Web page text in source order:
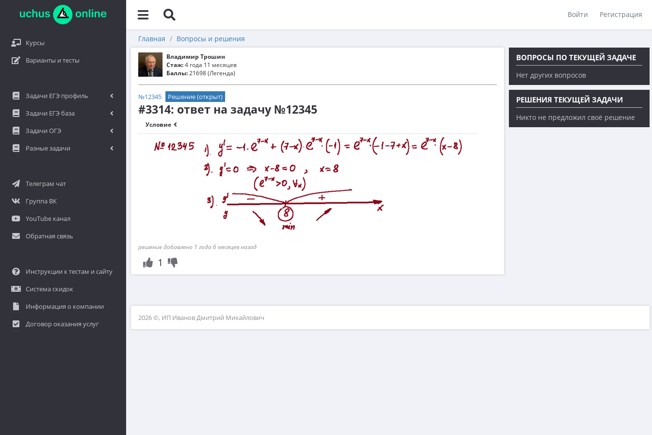
Войти Регистрация
Курсы
Варианты и тесты
Задачи ЕГЭ профиль
Задачи ЕГЭ база
Задачи ОГЭ
Разные задачи
Телеграм чат
Группа ВК
YouTube канал
Обратная связь
Инструкции к тестам и сайту
Система скидок
Информация о компании
Договор оказания услуг
Главная Вопросы и решения
Владимир Трошин
Стаж:4 года 11 месяцев
Баллы:21698 (Легенда)
№12345 Решение (открыт)
#3314: ответ на задачу №12345
Условие
решение добавлено 1 года 6 месяцев назад
1
ВОПРОСЫ ПО ТЕКУЩЕЙ ЗАДАЧЕ
Нет других вопросов
РЕШЕНИЯ ТЕКУЩЕЙ ЗАДАЧИ
Никто не предложил своё решение
2026 ©, ИП Иванов Дмитрий Михайлович